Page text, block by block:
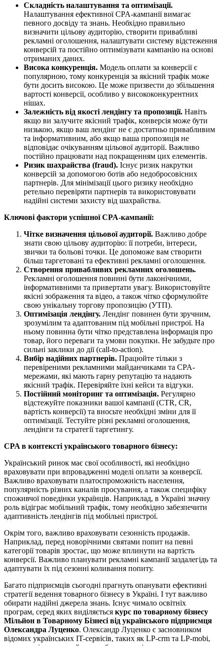
Складність налаштування та оптимізації.
Налаштування ефективної CPA-кампанії вимагає
певного досвіду та знань. Необхідно правильно
визначити цільову аудиторію, створити привабливі
рекламні оголошення, налаштувати систему відстеження
конверсій та постійно оптимізувати кампанію на основі
отриманих даних.
Висока конкуренція. Модель оплати за конверсії є
популярною, тому конкуренція за якісний трафік може
бути досить високою. Це може призвести до збільшення
вартості конверсії, особливо у висококонкурентних
нішах.
Залежність від якості лендінгу та пропозиції. Навіть
якщо ви залучите якісний трафік, конверсія може бути
низькою, якщо ваш лендінг не є достатньо привабливим
та інформативним, або якщо ваша пропозиція не
відповідає очікуванням цільової аудиторії. Важливо
постійно працювати над покращенням цих елементів.
Ризик шахрайства (fraud). Існує ризик накрутки
конверсій за допомогою ботів або недобросовісних
партнерів. Для мінімізації цього ризику необхідно
ретельно перевіряти партнерів та використовувати
надійні системи захисту від шахрайства.
Ключові фактори успішної CPA-кампанії:
Чітке визначення цільової аудиторії. Важливо добре
знати свою цільову аудиторію: її потреби, інтереси,
звички та больові точки. Це допоможе вам створити
більш таргетовані та ефективні рекламні оголошення.
Створення привабливих рекламних оголошень.
Рекламні оголошення повинні бути лаконічними,
інформативними та привертати увагу. Використовуйте
якісні зображення та відео, а також чітко сформулюйте
свою унікальну торгову пропозицію (УТП).
Оптимізація лендінгу. Лендінг повинен бути зручним,
зрозумілим та адаптованим під мобільні пристрої. На
ньому повинна бути чітко представлена інформація про
товар, його переваги та умови покупки. Не забудьте про
сильні заклики до дії (call-to-action).
Вибір надійних партнерів. Працюйте тільки з
перевіреними рекламними майданчиками та CPA-
мережами, які мають гарну репутацію та надають
якісний трафік. Перевіряйте їхні кейси та відгуки.
Постійний моніторинг та оптимізація. Регулярно
відстежуйте показники вашої кампанії (CTR, CR,
вартість конверсії) та вносьте необхідні зміни для її
оптимізації. Тестуйте різні рекламні оголошення,
лендінги та стратегії таргетингу.
CPA в контексті українського товарного бізнесу:
Український ринок має свої особливості, які необхідно
враховувати при впровадженні моделі оплати за конверсії.
Важливо враховувати платоспроможність населення,
популярність різних каналів просування, а також специфіку
споживчої поведінки українців. Наприклад, в Україні значну
роль відіграє мобільний трафік, тому необхідно забезпечити
адаптивність лендінгів під мобільні пристрої.
Окрім того, важливо враховувати сезонність продажів.
Наприклад, перед новорічними святами попит на певні
категорії товарів зростає, що може вплинути на вартість
конверсії. Важливо планувати рекламні кампанії заздалегідь та
адаптувати їх під сезонні коливання попиту.
Багато підприємців сьогодні прагнуть опанувати ефективні
стратегії ведення товарного бізнесу в Україні. І тут важливо
обирати надійні джерела знань. Існує чимало освітніх
програм, серед яких виділяється курс по товарному бізнесу
Мільйон в Товарному Бізнесі від українського підприємця
Олександра Луценко. Олександр Луценко є засновником
відомих українських IT-сервісів, таких як LP-crm та LP-mobi,